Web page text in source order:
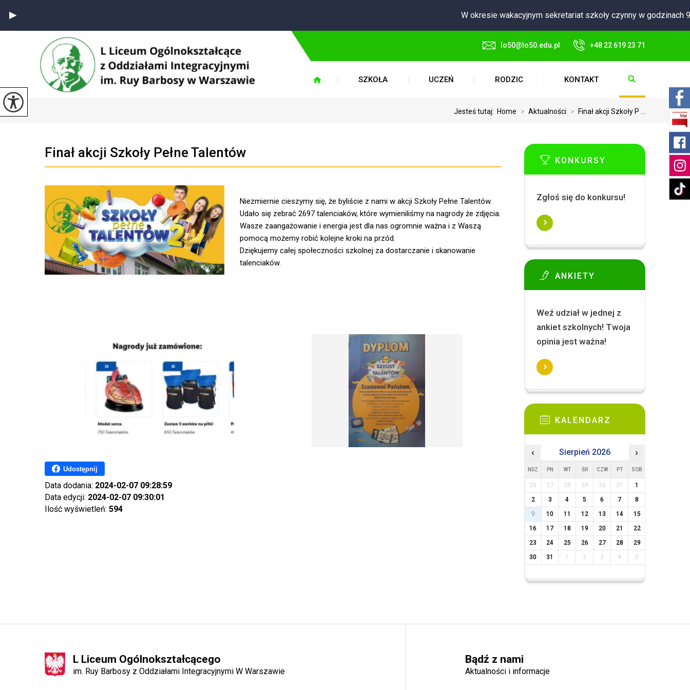
W okresie wakacyjnym sekretariat szkoły czynny w godzinach
lo50@lo50.edu.pl +48 22 619 23 71
SZKOŁA UCZEŃ RODZIC KONTAKT
Jesteś tutaj: Home > Aktualności > Finał akcji Szkoły P ...
Finał akcji Szkoły Pełne Talentów
Niezmiernie cieszymy się, że byliście z nami w akcji Szkoły Pełne Talentów.
Udało się zebrać 2697 talenciaków, które wymieniliśmy na nagrody że zdjęcia.
Wasze zaangażowanie i energia jest dla nas ogromnie ważna i z Waszą
pomocą możemy robić kolejne kroki na przód.
Dziękujemy całej społeczności szkolnej za dostarczanie i skanowanie
talenciaków.
Udostępnij
Data dodania: 2024-02-07 09:28:59
Data edycji: 2024-02-07 09:30:01
Ilość wyświetleń: 594
KONKURSY
Zgłoś się do konkursu!
ANKIETY
Weź udział w jednej z
ankiet szkolnych! Twoja
opinia jest ważna!
KALENDARZ
‹ Sierpień 2026 ›
NDZ PN WT ŚR CZW PT SOB
26 27 28 29 30 31
1
2
3 4 5 6 7
8
9
10 11 12 13 14
15
16
17 18 19 20 21
22
23
24 25 26 27 28
29
30
31 1 2 3 4 5
L Liceum Ogólnokształcącego
im. Ruy Barbosy z Oddziałami Integracyjnymi W Warszawie
Bądź z nami
Aktualności i informacje